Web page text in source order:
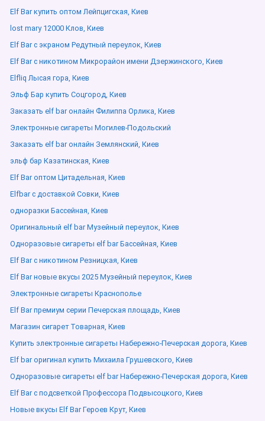
Elf Bar купить оптом Лейпцигская, Киев
lost mary 12000 Клов, Киев
Elf Bar с экраном Редутный переулок, Киев
Elf Bar с никотином Микрорайон имени Дзержинского, Киев
Elfliq Лысая гора, Киев
Эльф Бар купить Соцгород, Киев
Заказать elf bar онлайн Филиппа Орлика, Киев
Электронные сигареты Могилев-Подольский
Заказать elf bar онлайн Землянский, Киев
эльф бар Казатинская, Киев
Elf Bar оптом Цитадельная, Киев
Elfbar с доставкой Совки, Киев
одноразки Бассейная, Киев
Оригинальный elf bar Музейный переулок, Киев
Одноразовые сигареты elf bar Бассейная, Киев
Elf Bar с никотином Резницкая, Киев
Elf Bar новые вкусы 2025 Музейный переулок, Киев
Электронные сигареты Краснополье
Elf Bar премиум серии Печерская площадь, Киев
Магазин сигарет Товарная, Киев
Купить электронные сигареты Набережно-Печерская дорога, Киев
Elf bar оригинал купить Михаила Грушевского, Киев
Одноразовые сигареты elf bar Набережно-Печерская дорога, Киев
Elf Bar с подсветкой Профессора Подвысоцкого, Киев
Новые вкусы Elf Bar Героев Крут, Киев